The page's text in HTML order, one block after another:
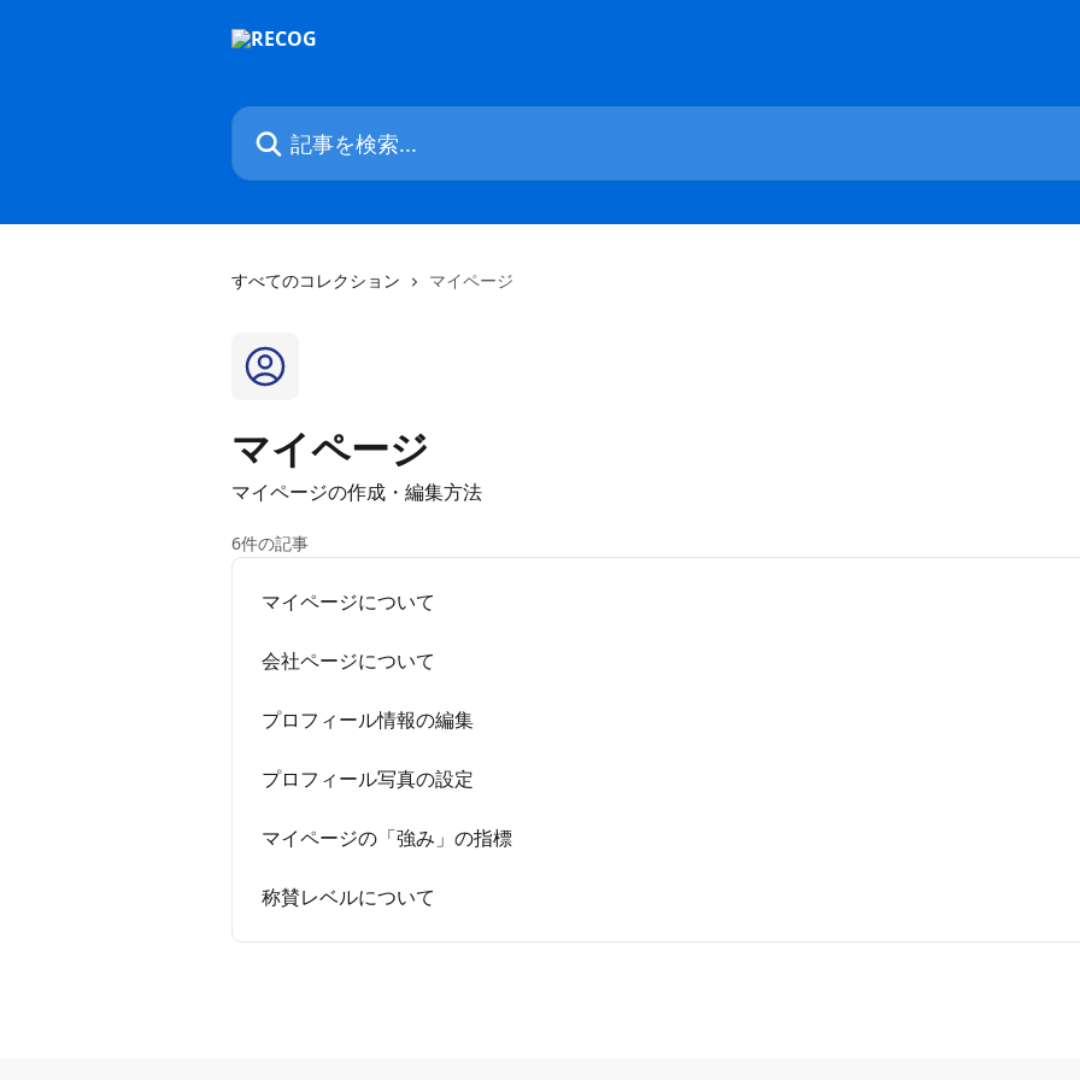
記事を検索...
すべてのコレクション マイページ
マイページ
マイページの作成・編集方法
6件の記事
マイページについて
会社ページについて
プロフィール情報の編集
プロフィール写真の設定
マイページの「強み」の指標
称賛レベルについて